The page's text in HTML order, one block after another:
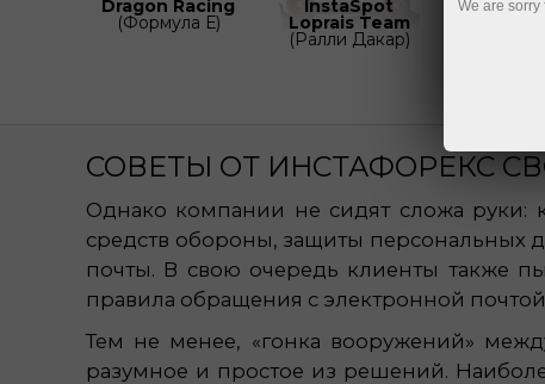
Dragon Racing
(Формула Е)
InstaSpot
Loprais Team
(Ралли Дакар)
СОВЕТЫ ОТ ИНСТАФОРЕКС
Однако компании не сидят сложа руки:
средств обороны, защиты персональных
почты. В свою очередь клиенты также
правила обращения с электронной
Тем не менее, «гонка вооружений»
разумное и простое из решений.
We are